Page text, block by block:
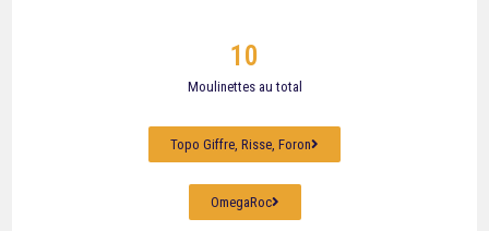
Moulinettes au total
10
Topo Giffre, Risse, Foron
OmegaRoc